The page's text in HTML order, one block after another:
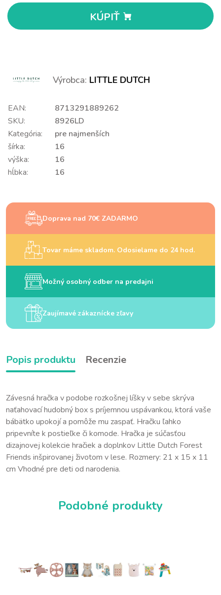
KÚPIŤ
Výrobca: LITTLE DUTCH
EAN:
8713291889262
SKU:
8926LD
Kategória:
pre najmenších
šírka:
16
výška:
16
hĺbka:
16
Doprava nad 70€ ZADARMO
Tovar máme skladom. Odosielame do 24 hod.
Možný osobný odber na predajni
Zaujímavé zákaznícke zľavy
Popis produktu Recenzie
Závesná hračka v podobe rozkošnej líšky v sebe skrýva
naťahovací hudobný box s príjemnou uspávankou, ktorá vaše
bábätko upokojí a pomôže mu zaspať. Hračku ľahko
pripevníte k postieľke či komode. Hračka je súčasťou
dizajnovej kolekcie hračiek a doplnkov Little Dutch Forest
Friends inšpirovanej životom v lese. Rozmery: 21 x 15 x 11
cm Vhodné pre deti od narodenia.
Podobné produkty